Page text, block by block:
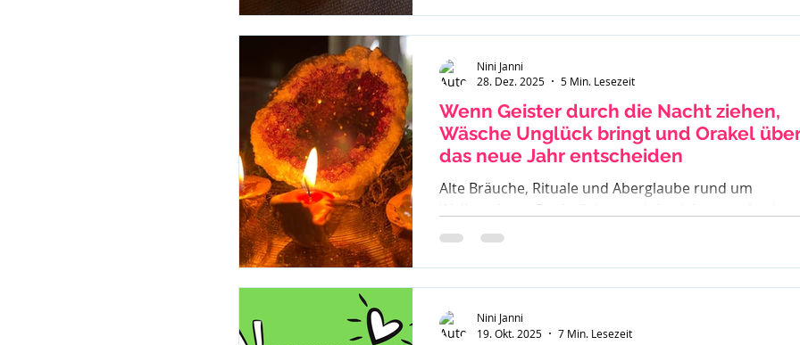
Wenn Geister durch die Nacht ziehen,
Wäsche Unglück bringt und Orakel
das neue Jahr entscheiden
Alte Bräuche, Rituale und Aberglaube rund um
Weihnachten, Rauhnächte und den Jahreswechsel –
warum früher vieles verboten war und was davon bis
Nini Janni
28. Dez. 2025
5 Min. Lesezeit
Nini Janni
19. Okt. 2025
7 Min. Lesezeit